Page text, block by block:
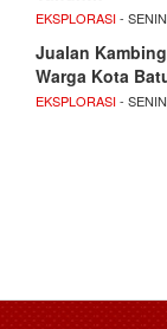
EKSPLORASI-
Jualan
Warga Kota
EKSPLORASI-